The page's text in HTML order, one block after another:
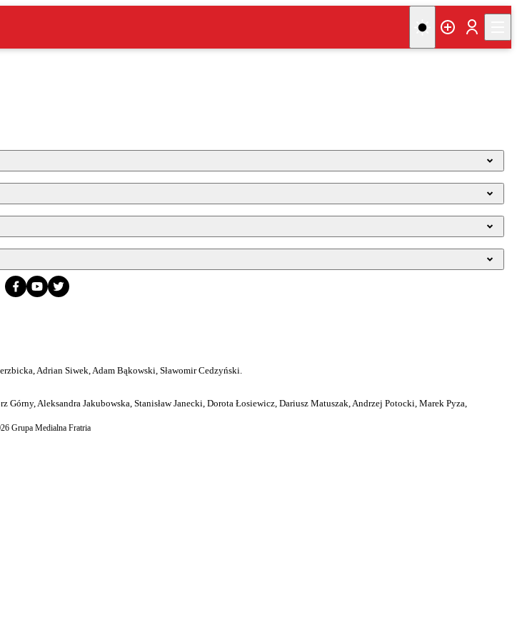
Adrian Siwek, Adam Bąkowski, Sławomir Cedzyński.
Aleksandra Jakubowska, Stanisław Janecki, Dorota Łosiewicz, Dariusz Matuszak, Andrzej Potocki, Marek Pyza,
Grupa Medialna Fratria